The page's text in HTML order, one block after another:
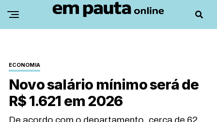
ECONOMIA
Novo salário mínimo será de
R$ 1.621 em 2026
De acordo com o departamento, cerca de 62